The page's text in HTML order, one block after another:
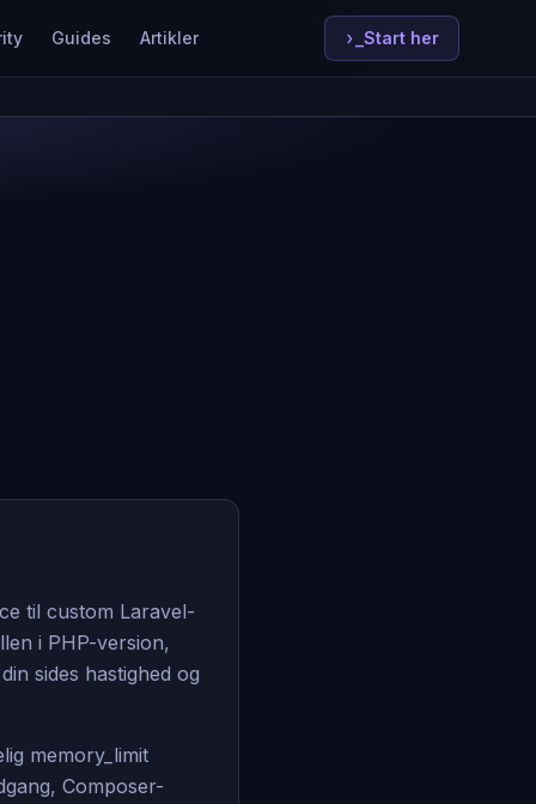
Guides Artikler ›_ Start her
til custom Laravel-
i PHP-version,
sides hastighed og
memory_limit
Composer-